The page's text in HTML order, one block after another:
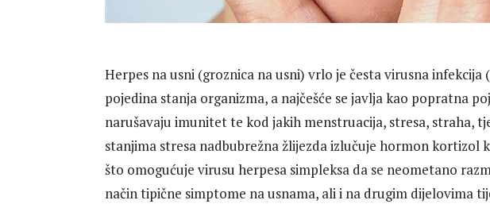
Herpes na usni (groznica na usni) vrlo je česta virusna
pojedina stanja organizma, a najčešće se javlja kao popratna
narušavaju imunitet te kod jakih menstruacija, stresa, straha,
stanjima stresa nadbubrežna žlijezda izlučuje hormon kortizol
što omogućuje virusu herpesa simpleksa da se neometano
način tipične simptome na usnama, ali i na drugim dijelovima